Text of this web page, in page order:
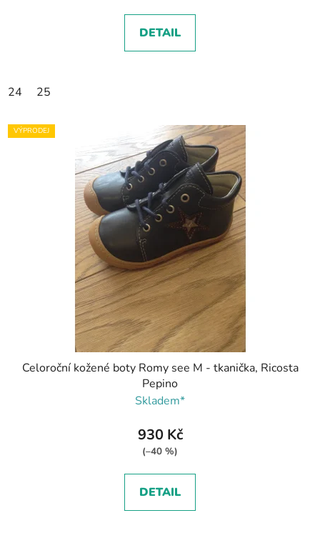
DETAIL
24 25
VÝPRODEJ
Celoroční kožené boty Romy see M - tkanička, Ricosta
Pepino
Skladem*
930 Kč
(–40 %)
DETAIL